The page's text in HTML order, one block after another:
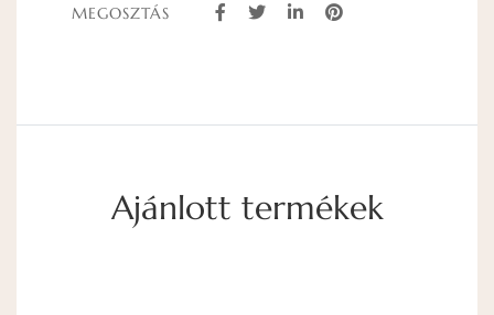
MEGOSZTÁS
Ajánlott termékek